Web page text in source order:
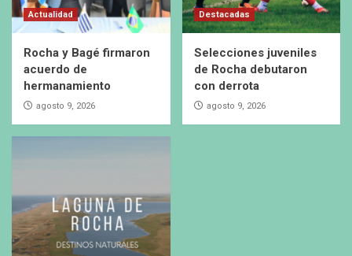
Actualidad
Rocha y Bagé firmaron
acuerdo de
hermanamiento
agosto 9, 2026
Destacadas
Selecciones juveniles
de Rocha debutaron
con derrota
agosto 9, 2026